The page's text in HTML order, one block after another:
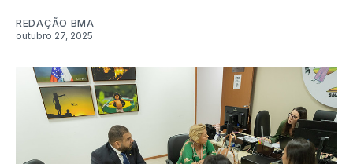
REDAÇÃO BMA
outubro 27, 2025